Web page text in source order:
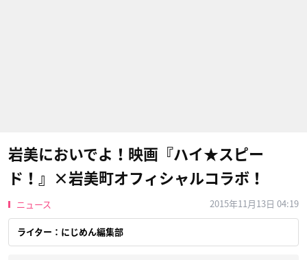
岩美においでよ！映画『ハイ★スピー
ド！』×岩美町オフィシャルコラボ！
ニュース 2015年11月13日 04:19
ライター：にじめん編集部